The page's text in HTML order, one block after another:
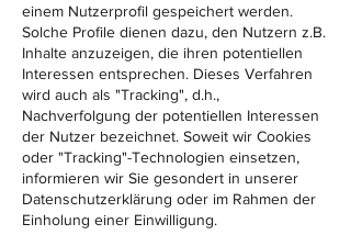
einem Nutzerprofil gespeichert werden.
Solche Profile dienen dazu, den Nutzern z.B.
Inhalte anzuzeigen, die ihren potentiellen
Interessen entsprechen. Dieses Verfahren
wird auch als "Tracking", d.h.,
Nachverfolgung der potentiellen Interessen
der Nutzer bezeichnet. Soweit wir Cookies
oder "Tracking"-Technologien einsetzen,
informieren wir Sie gesondert in unserer
Datenschutzerklärung oder im Rahmen der
Einholung einer Einwilligung.